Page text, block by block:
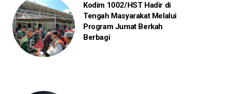
Kodim 1002/HST Hadir di
Tengah Masyarakat Melalui
Program Jumat Berkah
Berbagi